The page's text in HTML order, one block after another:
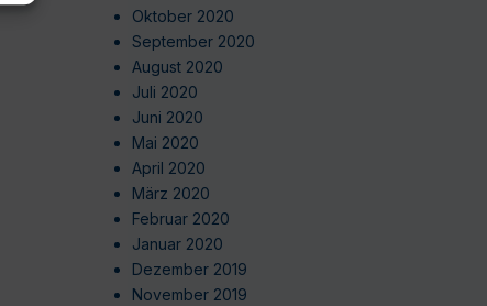
Oktober 2020
September 2020
August 2020
Juli 2020
Juni 2020
Mai 2020
April 2020
März 2020
Februar 2020
Januar 2020
Dezember 2019
November 2019